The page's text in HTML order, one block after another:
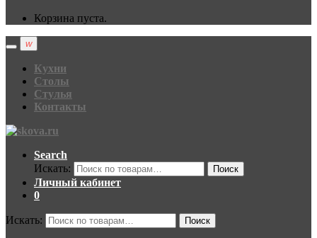
Корзина пуста.
Кухни
Столы
Стулья
Контакты
Search
Искать:
Поиск
Личный кабинет
0
Искать: Поиск